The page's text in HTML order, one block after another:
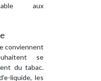
aux
conviennent
se
du tabac.
liquide, les